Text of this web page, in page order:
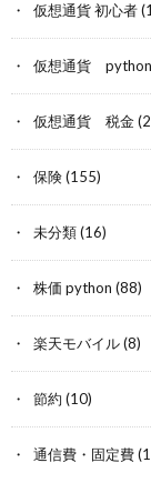
仮想通貨 初心者
仮想通貨 python
仮想通貨 税金
保険(155)
未分類(16)
株価 python (88)
楽天モバイル(8)
節約 (10)
通信費・固定費